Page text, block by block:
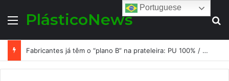
MenuPlásticoNews
Fabricantes já têm o “plano B” na prateleira: PU 100% / NC-free existe, mas ainda é pouco usado: a hora é transformar isso em projeto de resiliência
Portuguese